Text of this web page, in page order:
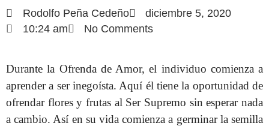
Rodolfo Peña Cedeño
diciembre 5, 2020
10:24 am
No Comments
Durante la Ofrenda de Amor, el individuo comienza a
aprender a ser inegoísta. Aquí él tiene la oportunidad de
ofrendar flores y frutas al Ser Supremo sin esperar nada
a cambio. Así en su vida comienza a germinar la semilla